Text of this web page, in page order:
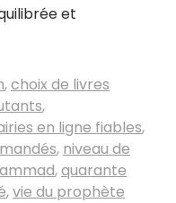
et
,choix de livres
,
en ligne fiables,
, niveau de
,quarante
,vie du prophète